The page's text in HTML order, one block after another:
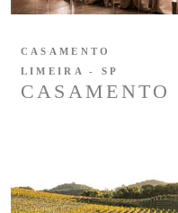
CASAMENTO
LIMEIRA - SP